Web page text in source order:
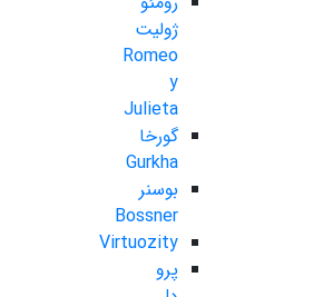
ژولیت
Romeo
y
Julieta
گورخا
Gurkha
بوسنر
Bossner
Virtuozity
پرو